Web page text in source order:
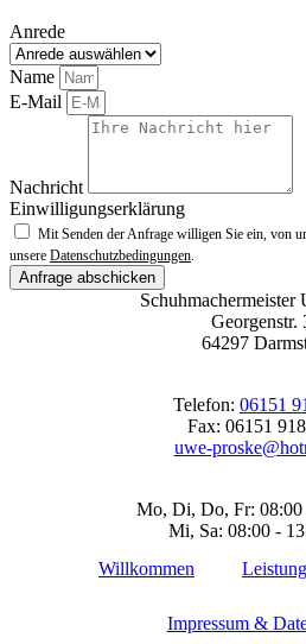
Anrede
Name
E-Mail
Nachricht
Einwilligungserklärung
Mit Senden der Anfrage willigen Sie ein, von
unsere Datenschutzbedingungen.
Anfrage abschicken
Schuhmachermeister
Georgenstr.
64297
Telefon: 06151
Fax: 06151
uwe-
Mo, Di, Do, Fr:
Mi, Sa: 08:00 -
Willkommen
Impressum &